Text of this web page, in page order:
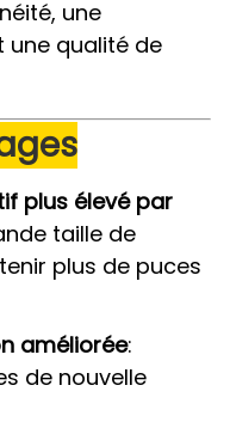
une
une qualité de
plus élevé par
taille de
plus de puces
améliorée:
de nouvelle